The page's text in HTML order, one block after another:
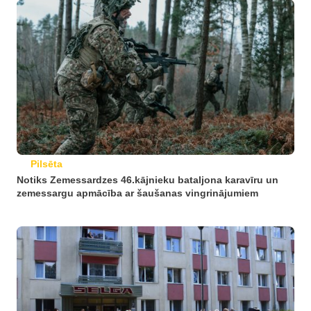
Pilsēta
Notiks Zemessardzes 46.kājnieku bataljona karavīru un
zemessargu apmācība ar šaušanas vingrinājumiem